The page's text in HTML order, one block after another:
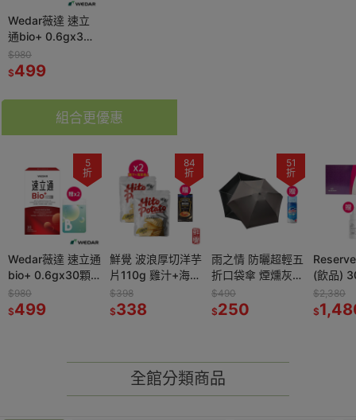
Wedar薇達 速立
通bio+ 0.6gx30
顆*1【贈】KHDr.
日舒萃然B膠囊
$980
$499
組合更優惠
5
折
Wedar薇達 速立通
bio+ 0.6gx30顆
*1【贈】KHDr.日
舒萃然B膠囊
$980
$499
84
折
鮮覺 波浪厚切洋芋
片110g 雞汁+海苔
各1【贈】HEINZ
亨氏 龍蝦濃湯
$398
$338
51
折
雨之情 防曬超輕五
折口袋傘 煙燻灰
*1【贈】Mr.Pro羅
布先生 超微米清潔
$490
$250
(飲品)
*1效期
外泌體
$2,380
$
全館分類商品